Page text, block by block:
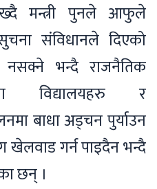
मन्त्री पुनले आफुले
संविधानले दिएको
भन्दै राजनैतिक
विद्यालयहरु र
बाधा अड्चन पुर्याउन
खेलवाड गर्न पाइदैन भन्दै
छन् ।